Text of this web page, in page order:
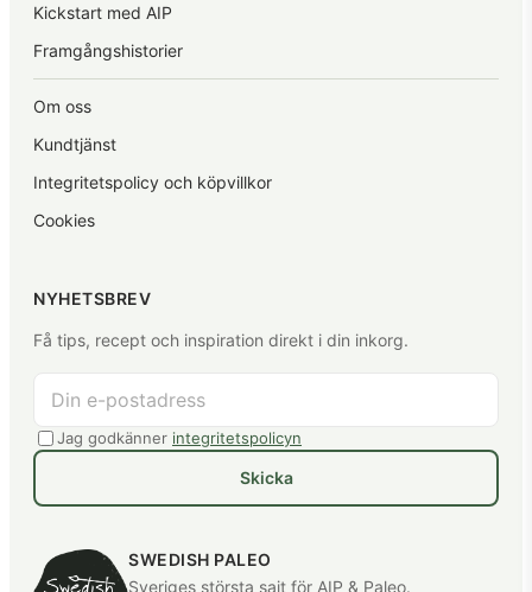
SWEDISH PALEO
Sveriges största sajt för AIP & Paleo.
Kickstart med AIP
Framgångshistorier
Om oss
Kundtjänst
Integritetspolicy och köpvillkor
Cookies
NYHETSBREV
Få tips, recept och inspiration direkt i din inkorg.
Jag godkänner integritetspolicyn
Skicka